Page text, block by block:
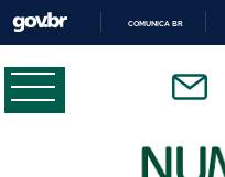
COMUNICA BR